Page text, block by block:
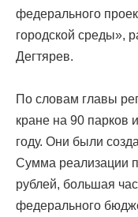
федерального
городской среды»,
Дегтярев.
По словам главы
кране на 90 парков
году. Они были
Сумма реализации
рублей, большая
федерального